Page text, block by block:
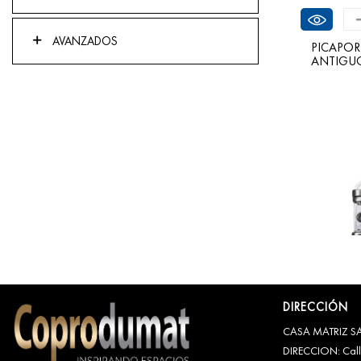
AVANZADOS
DIRECCIÓN
CASA MATRIZ
DIRECCION: